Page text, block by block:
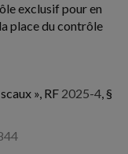
exclusif pour en
place du contrôle
», RF 2025-4, §